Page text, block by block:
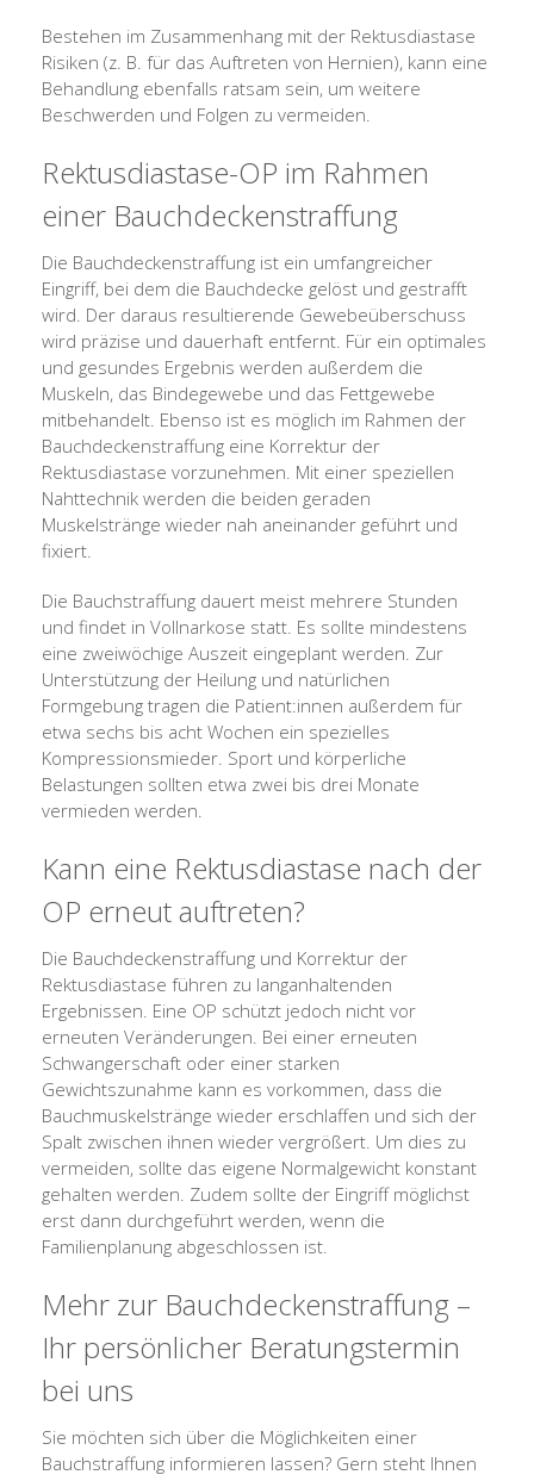
Bestehen im Zusammenhang mit der Rektusdiastase
Risiken (z. B. für das Auftreten von Hernien), kann eine
Behandlung ebenfalls ratsam sein, um weitere
Beschwerden und Folgen zu vermeiden.
Rektusdiastase-OP im Rahmen
einer Bauchdeckenstraffung
Die Bauchdeckenstraffung ist ein umfangreicher
Eingriff, bei dem die Bauchdecke gelöst und gestrafft
wird. Der daraus resultierende Gewebeüberschuss
wird präzise und dauerhaft entfernt. Für ein optimales
und gesundes Ergebnis werden außerdem die
Muskeln, das Bindegewebe und das Fettgewebe
mitbehandelt. Ebenso ist es möglich im Rahmen der
Bauchdeckenstraffung eine Korrektur der
Rektusdiastase vorzunehmen. Mit einer speziellen
Nahttechnik werden die beiden geraden
Muskelstränge wieder nah aneinander geführt und
fixiert.
Die Bauchstraffung dauert meist mehrere Stunden
und findet in Vollnarkose statt. Es sollte mindestens
eine zweiwöchige Auszeit eingeplant werden. Zur
Unterstützung der Heilung und natürlichen
Formgebung tragen die Patient:innen außerdem für
etwa sechs bis acht Wochen ein spezielles
Kompressionsmieder. Sport und körperliche
Belastungen sollten etwa zwei bis drei Monate
vermieden werden.
Kann eine Rektusdiastase nach der
OP erneut auftreten?
Die Bauchdeckenstraffung und Korrektur der
Rektusdiastase führen zu langanhaltenden
Ergebnissen. Eine OP schützt jedoch nicht vor
erneuten Veränderungen. Bei einer erneuten
Schwangerschaft oder einer starken
Gewichtszunahme kann es vorkommen, dass die
Bauchmuskelstränge wieder erschlaffen und sich der
Spalt zwischen ihnen wieder vergrößert. Um dies zu
vermeiden, sollte das eigene Normalgewicht konstant
gehalten werden. Zudem sollte der Eingriff möglichst
erst dann durchgeführt werden, wenn die
Familienplanung abgeschlossen ist.
Mehr zur Bauchdeckenstraffung –
Ihr persönlicher Beratungstermin
bei uns
Sie möchten sich über die Möglichkeiten einer
Bauchstraffung informieren lassen? Gern steht Ihnen